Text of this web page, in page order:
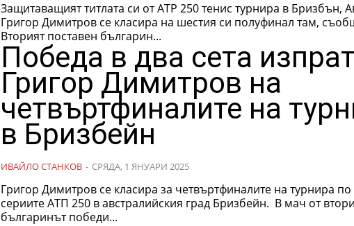
Защитаващият титлата си от АТР 250 тенис турнира в Бризбън,
Григор Димитров се класира на шестия си полуфинал там,
Вторият поставен българин...
Победа в два сета
Григор Димитров на
четвъртфиналите на
в Бризбейн
ИВАЙЛО СТАНКОВ - СРЯДА, 1 ЯНУАРИ 2025
Григор Димитров се класира за четвъртфиналите на турнира по
сериите АТП 250 в австралийския град Бризбейн. В мач от втория кръг
българинът победи...